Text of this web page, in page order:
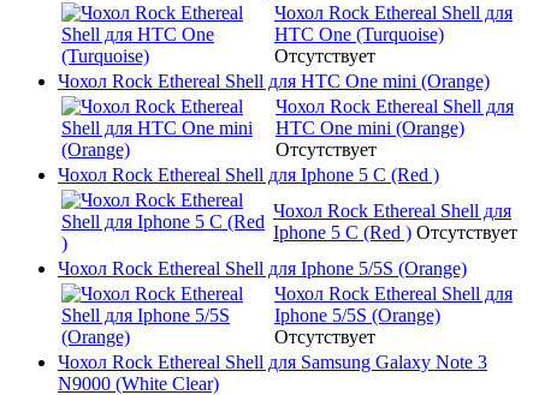
Чохол Rock Ethereal Shell для
HTC One (Turquoise)
Отсутствует
Чохол Rock Ethereal Shell для HTC One mini (Orange)
Чохол Rock Ethereal Shell для
HTC One mini (Orange)
Отсутствует
Чохол Rock Ethereal Shell для Iphone 5 C (Red )
Чохол Rock Ethereal Shell для
Iphone 5 C (Red ) Отсутствует
Чохол Rock Ethereal Shell для Iphone 5/5S (Orange)
Чохол Rock Ethereal Shell для
Iphone 5/5S (Orange)
Отсутствует
Чохол Rock Ethereal Shell для Samsung Galaxy Note 3
N9000 (White Clear)